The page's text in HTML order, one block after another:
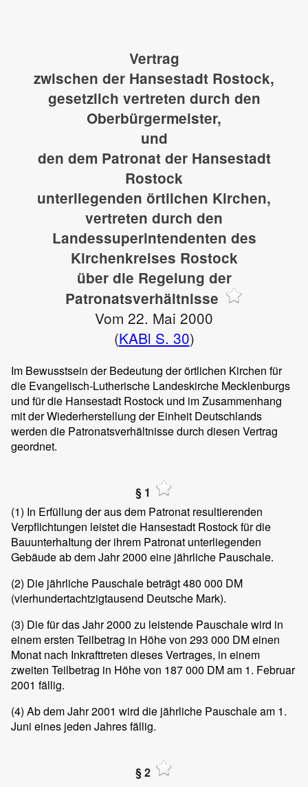
Vertrag
zwischen der Hansestadt Rostock,
gesetzlich vertreten durch den
Oberbürgermeister,
und
den dem Patronat der Hansestadt
Rostock
unterliegenden örtlichen Kirchen,
vertreten durch den
Landessuperintendenten des
Kirchenkreises Rostock
über die Regelung der
Patronatsverhältnisse
Vom 22. Mai 2000
(KABl S. 30)
Im Bewusstsein der Bedeutung der örtlichen Kirchen für
die Evangelisch-Lutherische Landeskirche Mecklenburgs
und für die Hansestadt Rostock und im Zusammenhang
mit der Wiederherstellung der Einheit Deutschlands
werden die Patronatsverhältnisse durch diesen Vertrag
geordnet.
§ 1
(1) In Erfüllung der aus dem Patronat resultierenden
Verpflichtungen leistet die Hansestadt Rostock für die
BauunterhaItung der ihrem Patronat unterliegenden
Gebäude ab dem Jahr 2000 eine jährliche Pauschale.
(2) Die jährliche Pauschale beträgt 480 000 DM
(vierhundertachtzigtausend Deutsche Mark).
(3) Die für das Jahr 2000 zu leistende Pauschale wird in
einem ersten Teilbetrag in Höhe von 293 000 DM einen
Monat nach Inkrafttreten dieses Vertrages, in einem
zweiten Teilbetrag in Höhe von 187 000 DM am 1. Februar
2001 fällig.
(4) Ab dem Jahr 2001 wird die jährliche Pauschale am 1.
Juni eines jeden Jahres fällig.
§ 2